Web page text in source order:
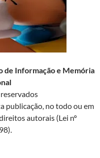
de Informação e Memória
publicação, no todo ou em
autorais (Lei nº